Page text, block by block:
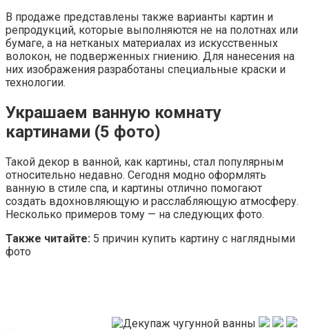
В продаже представлены также варианты картин и
репродукций, которые выполняются не на полотнах или
бумаге, а на нетканых материалах из искусственных
волокон, не подверженных гниению. Для нанесения на
них изображения разработаны специальные краски и
технологии.
Украшаем ванную комнату
картинами (5 фото)
Такой декор в ванной, как картины, стал популярным
относительно недавно. Сегодня модно оформлять
ванную в стиле спа, и картины отлично помогают
создать вдохновляющую и расслабляющую атмосферу.
Несколько примеров тому — на следующих фото.
Также читайте: 5 причин купить картину с наглядными
фото